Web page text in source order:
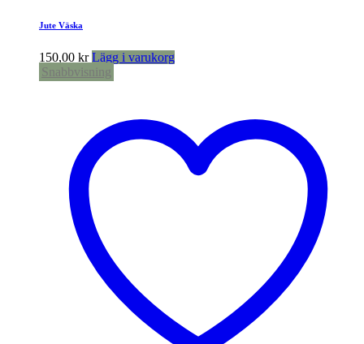
Jute Väska
150,00 kr Lägg i varukorg
Snabbvisning